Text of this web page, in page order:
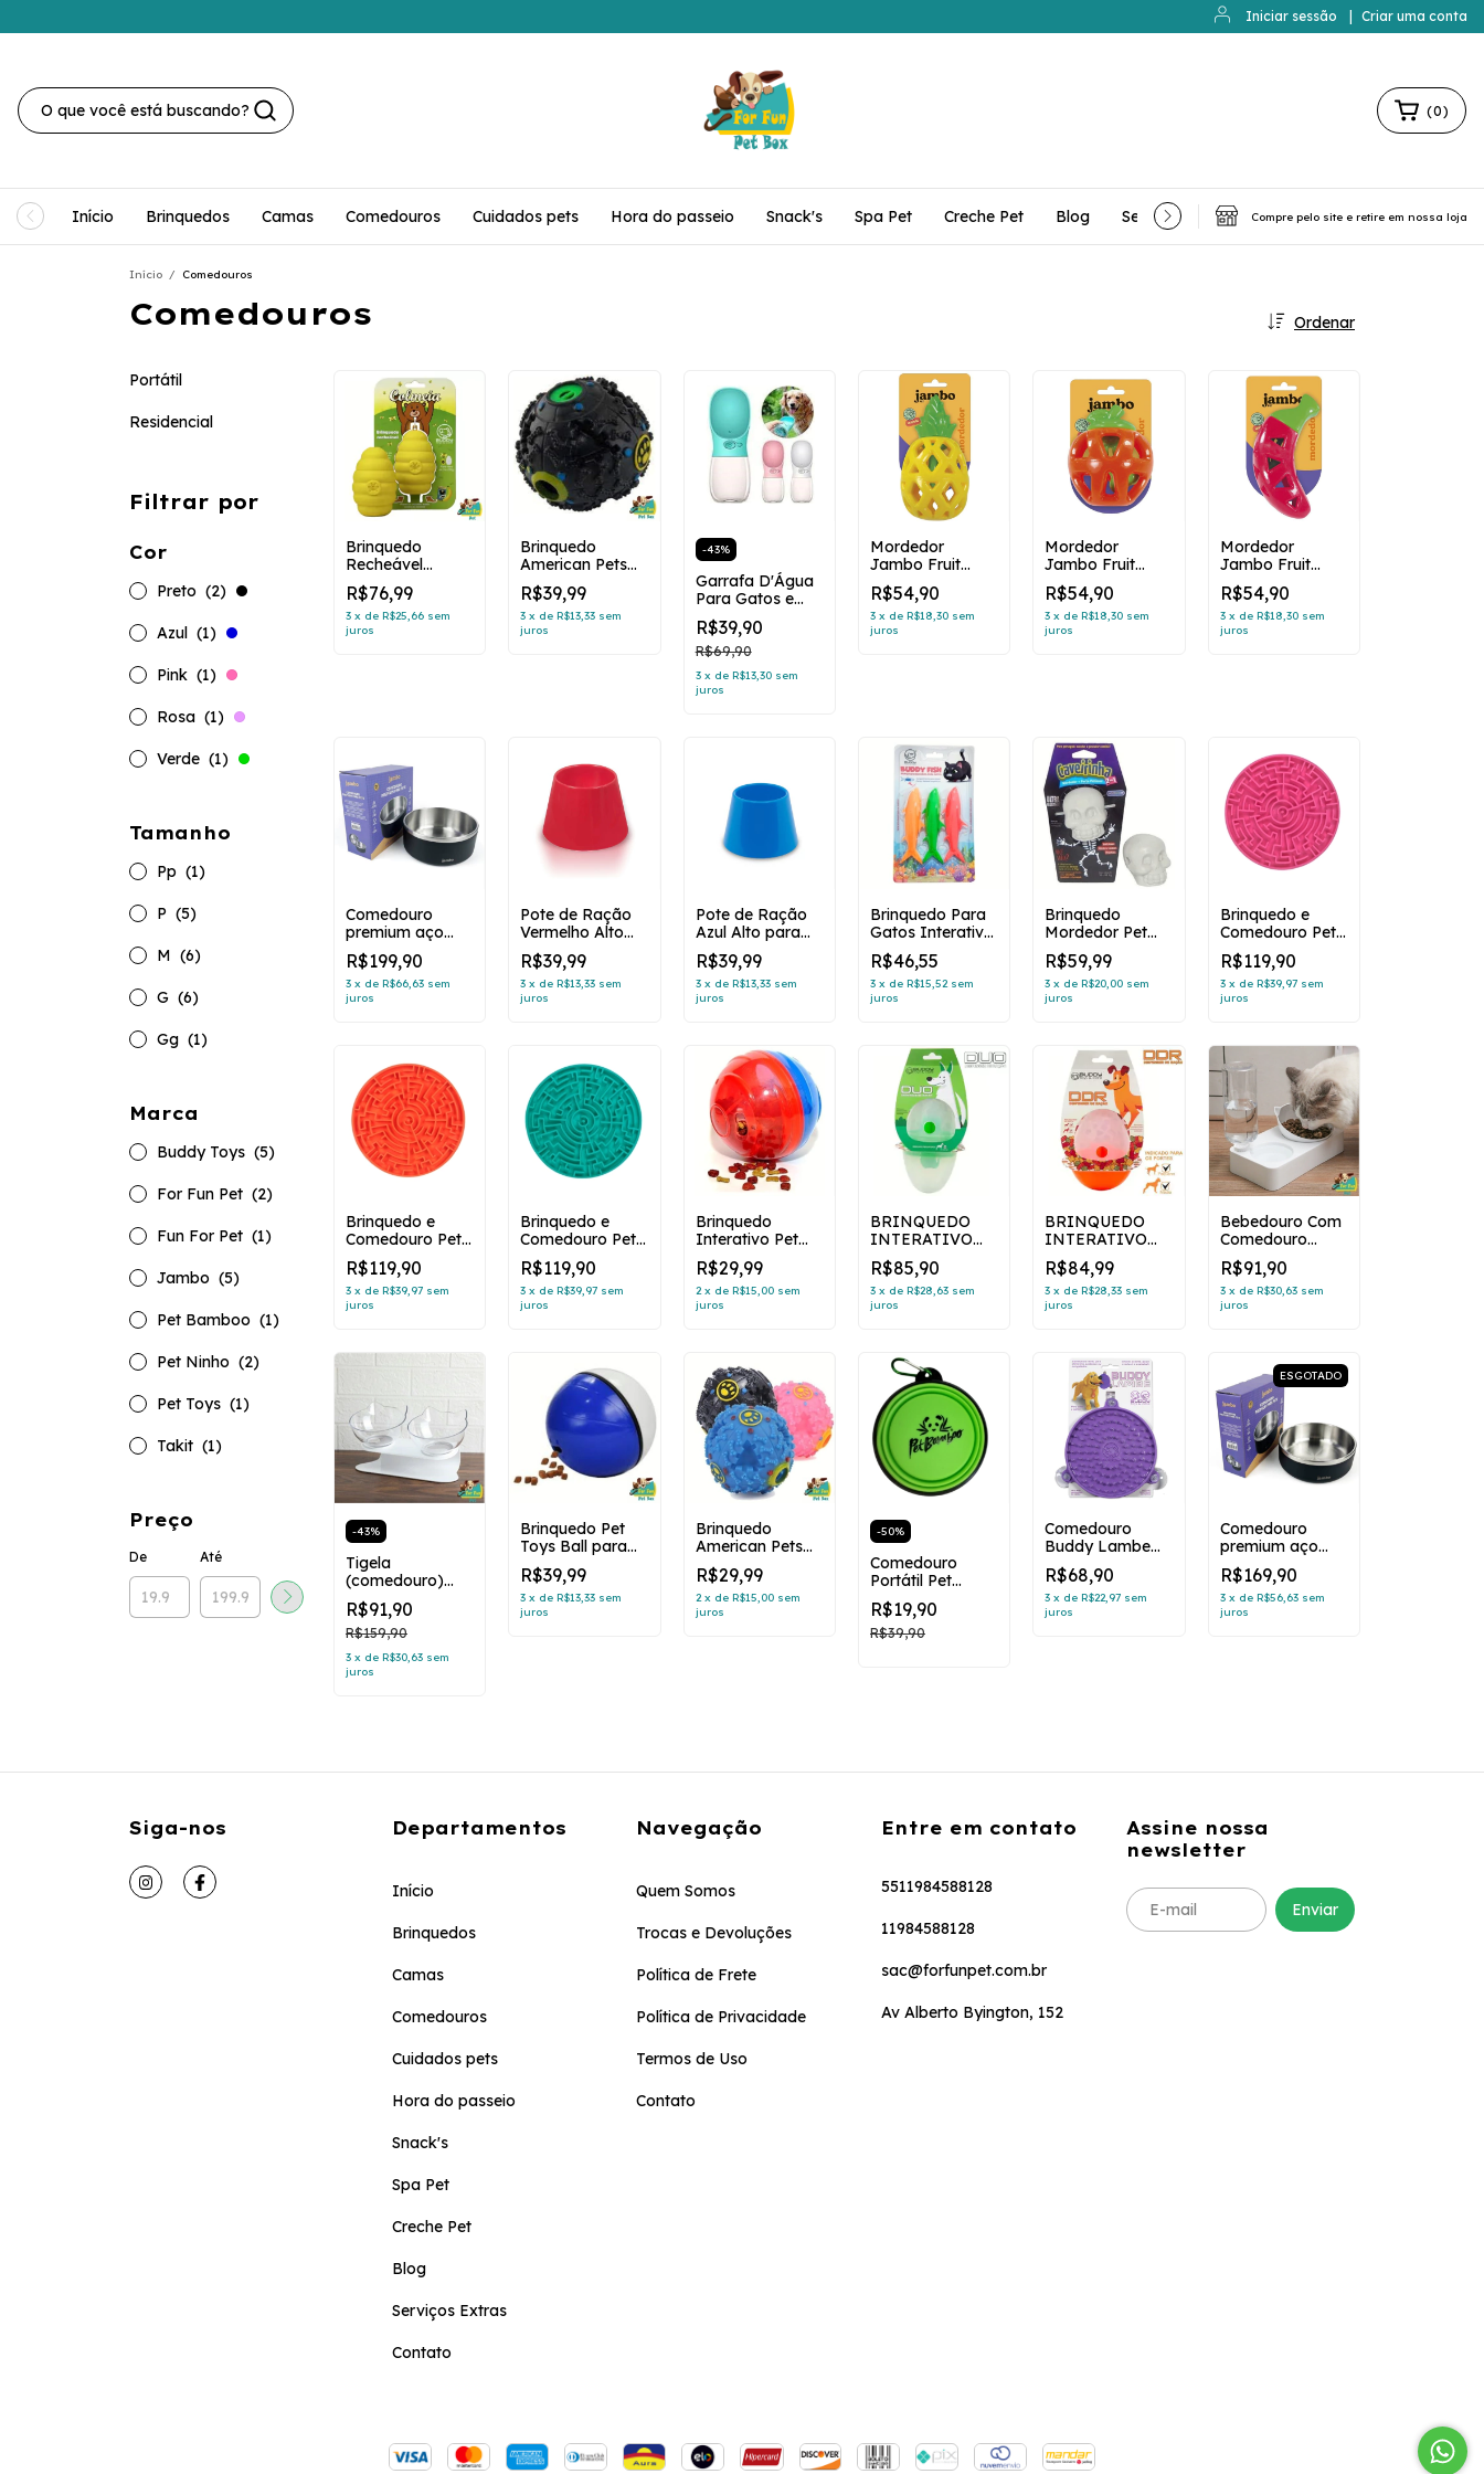
Iniciar sessão Criar uma conta
(0)
Início Brinquedos Camas Comedouros Cuidados pets Hora do passeio Snack's Spa Pet Creche Pet Blog Serviços Extras Contato
Compre pelo site e retire em nossa loja
Início / Comedouros
Comedouros Ordenar
Portátil
Residencial
Filtrar por
Cor
Preto (2)
Azul (1)
Pink (1)
Rosa (1)
Verde (1)
Tamanho
Pp (1)
P (5)
M (6)
G (6)
Gg (1)
Marca
Buddy Toys (5)
For Fun Pet (2)
Fun For Pet (1)
Jambo (5)
Pet Bamboo (1)
Pet Ninho (2)
Pet Toys (1)
Takit (1)
Preço
De Até
Brinquedo
Recheável
Colmeia Buddy
Toys
R$76,99
3 x de R$25,66 sem
juros
Brinquedo
American Pets
Bolinha
Inteligente - G
R$39,99
3 x deR$13,33 sem
juros
-43%
Garrafa D'Água
Para Gatos e
Cachorros - PET
CUP
R$39,90
R$69,90
3 x de R$13,30 sem
juros
Mordedor
Jambo Fruit
Treat Abacaxi
R$54,90
3 x de R$18,30 sem
juros
Mordedor
Jambo Fruit
Treat Laranja
R$54,90
3 x deR$18,30 sem
juros
Mordedor
Jambo Fruit
Treat Pimenta
R$54,90
3 x de R$18,30 sem
juros
Comedouro
premium aço
inox preto - N4
R$199,90
3 x de R$66,63 sem
juros
Pote de Ração
Vermelho Alto
para Cachorro
Pequeno 500ml
R$39,99
3 x deR$13,33 sem
juros
Pote de Ração
Azul Alto para
Cachorro
Pequeno 500ml
R$39,99
3 x de R$13,33 sem
juros
Brinquedo Para
Gatos Interativo
Buddy Fish
R$46,55
3 x de R$15,52 sem
juros
Brinquedo
Mordedor Pet
Games
Caveirinha Nylon
R$59,99
3 x deR$20,00 sem
juros
Brinquedo e
Comedouro Pet
Games Labirinto
Rosa para Cães
e Gatos (cópia)
(cópia)
R$119,90
3 x de R$39,97 sem
juros
Brinquedo e
Comedouro Pet
Games Labirinto
Laranja para
Cães e Gatos
(cópia)
R$119,90
3 x de R$39,97 sem
juros
Brinquedo e
Comedouro Pet
Games Labirinto
Verde Água para
Cães e Gatos
R$119,90
3 x deR$39,97 sem
juros
Brinquedo
Interativo Pet
Games Petball
para Cães
R$29,99
2 x de R$15,00 sem
juros
BRINQUEDO
INTERATIVO
DISPENSER DE
RAÇÃO DUPLO
DDR DUO
R$85,90
3 x de R$28,63 sem
juros
BRINQUEDO
INTERATIVO
DISPENSER DE
RAÇÃO DDR
R$84,99
3 x deR$28,33 sem
juros
Bebedouro Com
Comedouro
Automático Para
Ração E Água
Pet
R$91,90
3 x de R$30,63 sem
juros
-43%
Tigela
(comedouro)
elevada
ortopédica anti-
vômito para
gatos
R$91,90
R$159,90
3 x de R$30,63 sem
juros
Brinquedo Pet
Toys Ball para
Cães - Azul
R$39,99
3 x deR$13,33 sem
juros
Brinquedo
American Pets
Bolinha
Inteligente - P
R$29,99
2 x de R$15,00 sem
juros
-50%
Comedouro
Portátil Pet
Bamboo
R$19,90
R$39,90
Comedouro
Buddy Lambe
para Cães e
Gatos
R$68,90
3 x deR$22,97 sem
juros
ESGOTADO
Comedouro
premium aço
inox preto - N3
R$169,90
3 x de R$56,63 sem
juros
Siga-nos Departamentos
Início
Brinquedos
Camas
Comedouros
Cuidados pets
Hora do passeio
Snack's
Spa Pet
Creche Pet
Blog
Serviços Extras
Contato
Navegação
Quem Somos
Trocas e Devoluções
Política de Frete
Política de Privacidade
Termos de Uso
Contato
Entre em contato
5511984588128
11984588128
sac@forfunpet.com.br
Av Alberto Byington, 152
Assine nossa
newsletter